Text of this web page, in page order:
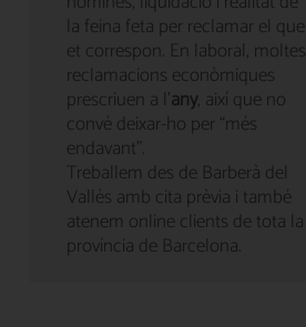
la feina feta per reclamar el que
et correspon. En laboral, moltes
reclamacions econòmiques
prescriuen a l’any, així que no
convé deixar-ho per “més
endavant”.
Treballem des de Barberà del
Vallès amb cita prèvia i també
atenem online clients de tota la
província de Barcelona.